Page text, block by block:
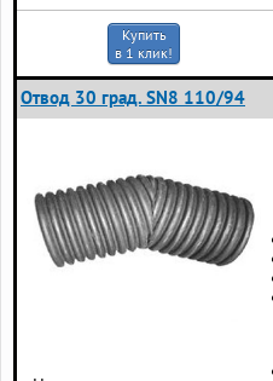
Купить
в 1 клик!
Отвод 30 град. SN8 110/94